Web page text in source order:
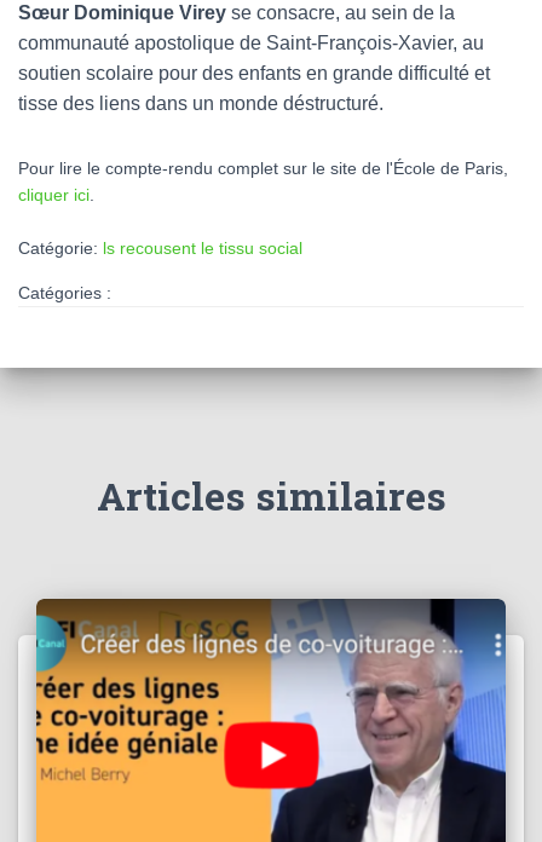
Sœur Dominique Virey se consacre, au sein de la
communauté apostolique de Saint-François-Xavier, au
soutien scolaire pour des enfants en grande difficulté et
tisse des liens dans un monde déstructuré.
Pour lire le compte-rendu complet sur le site de l'École de Paris,
cliquer ici
Catégorie: ls recousent le tissu social
Catégories :
Articles similaires